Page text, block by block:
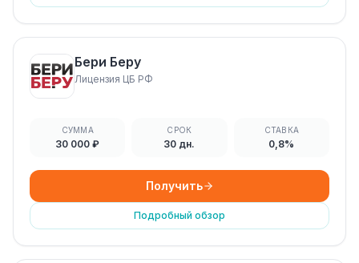
Бери Беру
Лицензия ЦБ РФ
СУММА
30 000 ₽
СРОК
30 дн.
СТАВКА
0,8%
Получить
Подробный обзор